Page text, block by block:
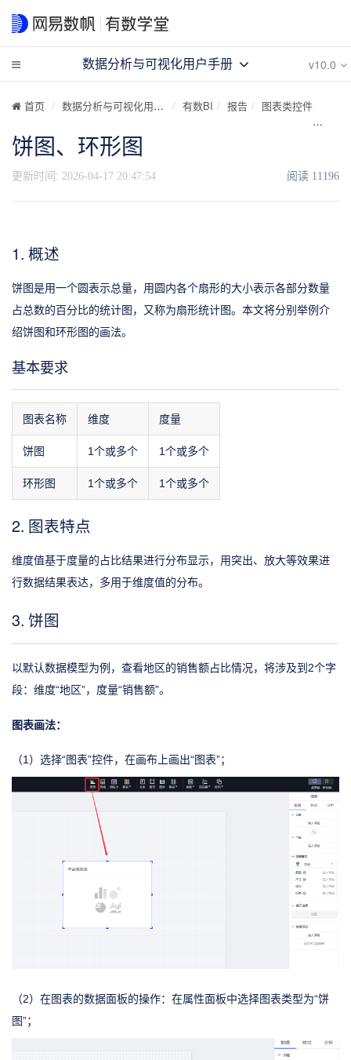
首页 数据分析与可视化用户手册 有数BI 报告 图表类控件
饼图、环形图
更新时间: 2026-04-17 20:47:54 阅读 11196
1. 概述
饼图是用一个圆表示总量，用圆内各个扇形的大小表示各部分数量
占总数的百分比的统计图，又称为扇形统计图。本文将分别举例介
绍饼图和环形图的画法。
基本要求
图表名称 维度 度量
饼图 1个或多个 1个或多个
环形图 1个或多个 1个或多个
2. 图表特点
维度值基于度量的占比结果进行分布显示，用突出、放大等效果进
行数据结果表达，多用于维度值的分布。
3. 饼图
以默认数据模型为例，查看地区的销售额占比情况，将涉及到2个字
段：维度“地区”，度量“销售额”。
图表画法：
（1）选择“图表”控件，在画布上画出“图表”；
（2）在图表的数据面板的操作：在属性面板中选择图表类型为“饼
图”；
数据分析与可视化用户手册 v10.0